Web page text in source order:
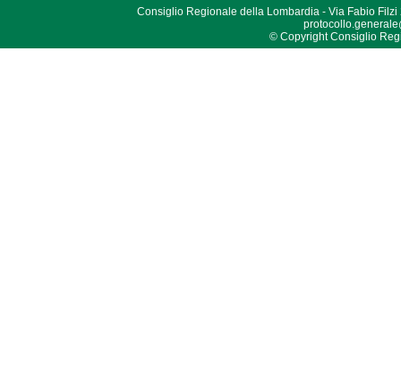
Consiglio Regionale della Lombardia - Via Fabio Filzi
© Copyright Consiglio